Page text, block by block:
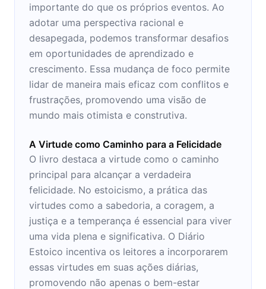
importante do que os próprios eventos. Ao
adotar uma perspectiva racional e
desapegada, podemos transformar desafios
em oportunidades de aprendizado e
crescimento. Essa mudança de foco permite
lidar de maneira mais eficaz com conflitos e
frustrações, promovendo uma visão de
mundo mais otimista e construtiva.
A Virtude como Caminho para a Felicidade
O livro destaca a virtude como o caminho
principal para alcançar a verdadeira
felicidade. No estoicismo, a prática das
virtudes como a sabedoria, a coragem, a
justiça e a temperança é essencial para viver
uma vida plena e significativa. O Diário
Estoico incentiva os leitores a incorporarem
essas virtudes em suas ações diárias,
promovendo não apenas o bem-estar